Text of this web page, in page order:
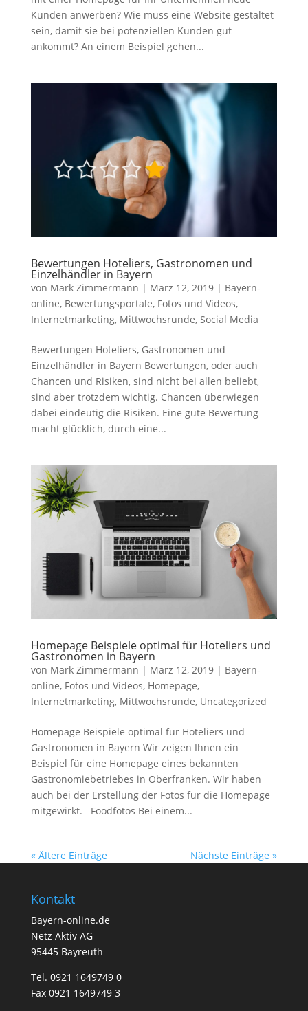
Kunden anwerben? Wie muss eine Website gestaltet
sein, damit sie bei potenziellen Kunden gut
ankommt? An einem Beispiel gehen...
Bewertungen Hoteliers, Gastronomen und
Einzelhändler in Bayern
von Mark Zimmermann | März 12, 2019| Bayern-
online, Bewertungsportale, Fotos und Videos,
Internetmarketing, Mittwochsrunde, Social Media
Bewertungen Hoteliers, Gastronomen und
Einzelhändler in Bayern Bewertungen, oder auch
Chancen und Risiken, sind nicht bei allen beliebt,
sind aber trotzdem wichtig. Chancen überwiegen
dabei eindeutig die Risiken. Eine gute Bewertung
macht glücklich, durch eine...
Homepage Beispiele optimal für Hoteliers und
Gastronomen in Bayern
von Mark Zimmermann | März 12, 2019| Bayern-
online, Fotos und Videos, Homepage,
Internetmarketing, Mittwochsrunde, Uncategorized
Homepage Beispiele optimal für Hoteliers und
Gastronomen in Bayern Wir zeigen Ihnen ein
Beispiel für eine Homepage eines bekannten
Gastronomiebetriebes in Oberfranken. Wir haben
auch bei der Erstellung der Fotos für die Homepage
mitgewirkt. Foodfotos Bei einem...
« Ältere Einträge Nächste Einträge »
Kontakt
Bayern-online.de
Netz Aktiv AG
95445 Bayreuth
Tel. 0921 1649749 0
Fax 0921 1649749 3